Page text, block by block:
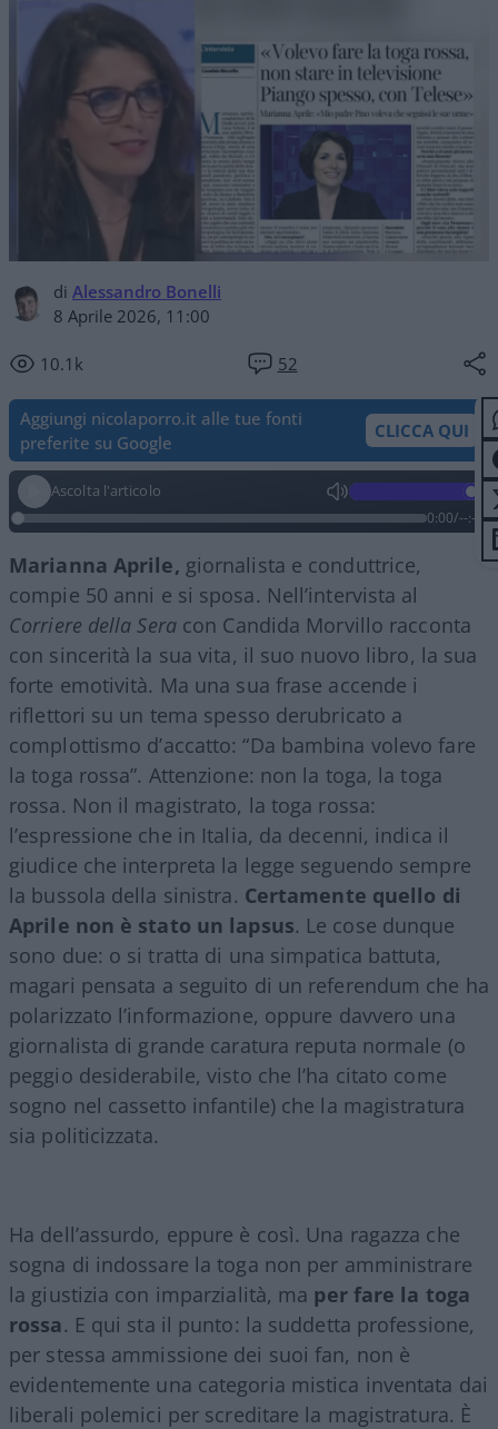
di Alessandro Bonelli
8 Aprile 2026, 11:00
10.1k 52
Aggiungi nicolaporro.it alle tue fonti
preferite su Google
CLICCA QUI
Ascolta l'articolo
0:00/--:--
Marianna Aprile, giornalista e conduttrice,
compie 50 anni e si sposa. Nell’intervista al
Corriere della Seracon Candida Morvillo racconta
con sincerità la sua vita, il suo nuovo libro, la sua
forte emotività. Ma una sua frase accende i
riflettori su un tema spesso derubricato a
complottismo d’accatto: “Da bambina volevo fare
la toga rossa”. Attenzione: non la toga, la toga
rossa. Non il magistrato, la toga rossa:
l’espressione che in Italia, da decenni, indica il
giudice che interpreta la legge seguendo sempre
la bussola della sinistra. Certamente quello di
Aprile non è stato un lapsus. Le cose dunque
sono due: o si tratta di una simpatica battuta,
magari pensata a seguito di un referendum che ha
polarizzato l’informazione, oppure davvero una
giornalista di grande caratura reputa normale (o
peggio desiderabile, visto che l’ha citato come
sogno nel cassetto infantile) che la magistratura
sia politicizzata.
Ha dell’assurdo, eppure è così. Una ragazza che
sogna di indossare la toga non per amministrare
la giustizia con imparzialità, ma per fare la toga
rossa. E qui sta il punto: la suddetta professione,
per stessa ammissione dei suoi fan, non è
evidentemente una categoria mistica inventata dai
liberali polemici per screditare la magistratura. È